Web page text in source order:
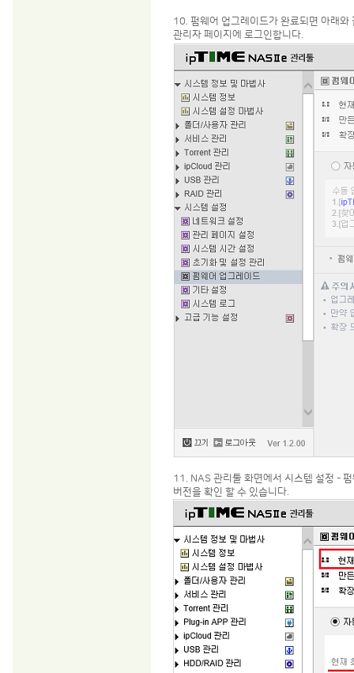
10. 펌웨어 업그레이드가 완료되면 아래
관리자 페이지에 로그인합니다.
11. NAS 관리툴 화면에서 시스템 설정 -
버전을 확인 할 수 있습니다.